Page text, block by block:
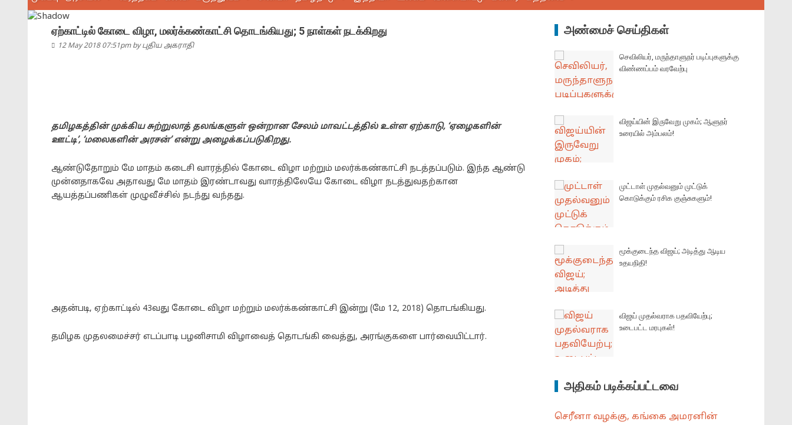
ஏற்காட்டில் கோடை விழா, மலர்க்கண்காட்சி தொடங்கியது; 5 நாள்கள் நடக்கிறது
12 May 2018 07:51pm byபுதிய அகராதி
தமிழகத்தின் முக்கிய சுற்றுலாத் தலங்களுள் ஒன்றான சேலம் மாவட்டத்தில் உள்ள ஏற்காடு, ‘ஏழைகளின்
ஊட்டி’, ‘மலைகளின் அரசன்’ என்று அழைக்கப்படுகிறது.
ஆண்டுதோறும் மே மாதம் கடைசி வாரத்தில் கோடை விழா மற்றும் மலர்க்கண்காட்சி நடத்தப்படும். இந்த ஆண்டு
முன்னதாகவே அதாவது மே மாதம் இரண்டாவது வாரத்திலேயே கோடை விழா நடத்துவதற்கான
ஆயத்தப்பணிகள் முழுவீச்சில் நடந்து வந்தது.
அதன்படி, ஏற்காட்டில் 43வது கோடை விழா மற்றும் மலர்க்கண்காட்சி இன்று (மே 12, 2018) தொடங்கியது.
தமிழக முதலமைச்சர் எடப்பாடி பழனிசாமி விழாவைத் தொடங்கி வைத்து, அரங்குகளை பார்வையிட்டார்.
அண்மைச் செய்திகள்
செவிலியர், மருந்தாளுநர் படிப்புகளுக்கு
விண்ணப்பம் வரவேற்பு
விஜய்யின் இருவேறு முகம்; ஆளுநர்
உரையில் அம்பலம்!
முட்டாள் முதல்வனும் முட்டுக்
கொடுக்கும் ரசிக குஞ்சுகளும்!
மூக்குடைந்த விஜய்; அடித்து ஆடிய
உதயநிதி!
விஜய் முதல்வராக பதவியேற்பு;
உடைபட்ட மரபுகள்!
அதிகம் படிக்கப்பட்டவை
செரீனா வழக்கு, கங்கை அமரனின்